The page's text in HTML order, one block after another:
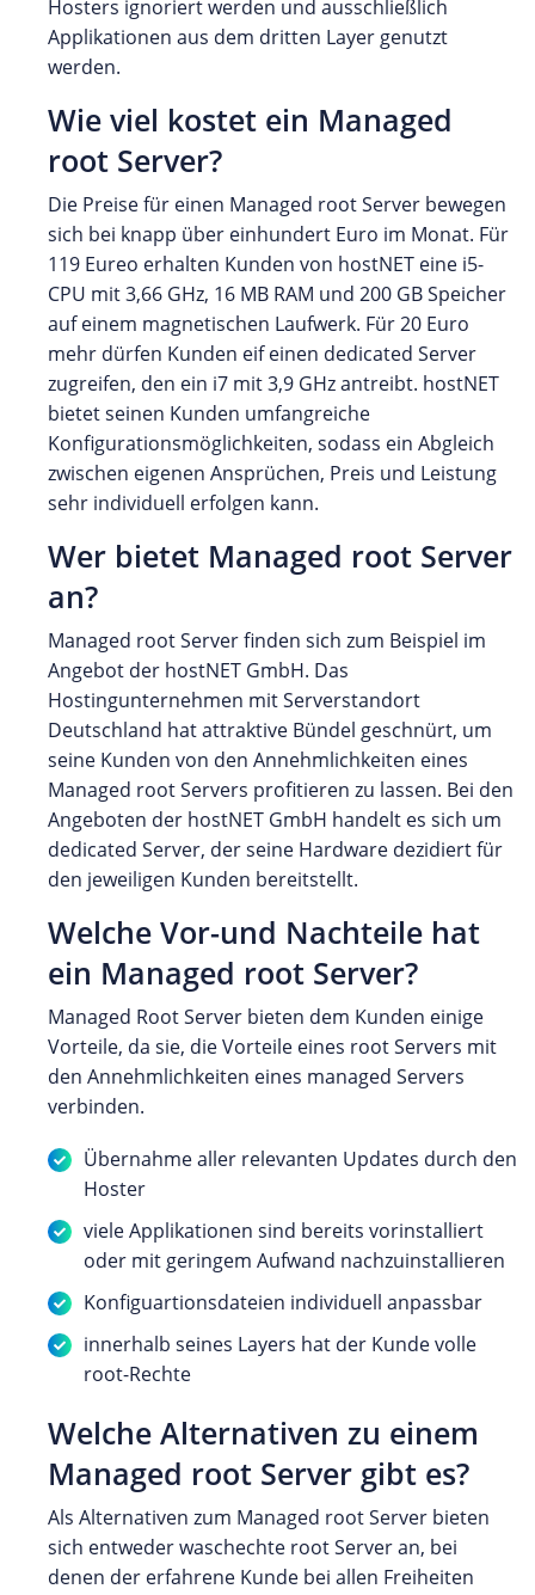
Hosters ignoriert werden und ausschließlich
Applikationen aus dem dritten Layer genutzt
werden.
Wie viel kostet ein Managed
root Server?
Die Preise für einen Managed root Server bewegen
sich bei knapp über einhundert Euro im Monat. Für
119 Eureo erhalten Kunden von hostNET eine i5-
CPU mit 3,66 GHz, 16 MB RAM und 200 GB Speicher
auf einem magnetischen Laufwerk. Für 20 Euro
mehr dürfen Kunden eif einen dedicated Server
zugreifen, den ein i7 mit 3,9 GHz antreibt. hostNET
bietet seinen Kunden umfangreiche
Konfigurationsmöglichkeiten, sodass ein Abgleich
zwischen eigenen Ansprüchen, Preis und Leistung
sehr individuell erfolgen kann.
Wer bietet Managed root Server
an?
Managed root Server finden sich zum Beispiel im
Angebot der hostNET GmbH. Das
Hostingunternehmen mit Serverstandort
Deutschland hat attraktive Bündel geschnürt, um
seine Kunden von den Annehmlichkeiten eines
Managed root Servers profitieren zu lassen. Bei den
Angeboten der hostNET GmbH handelt es sich um
dedicated Server, der seine Hardware dezidiert für
den jeweiligen Kunden bereitstellt.
Welche Vor-und Nachteile hat
ein Managed root Server?
Managed Root Server bieten dem Kunden einige
Vorteile, da sie, die Vorteile eines root Servers mit
den Annehmlichkeiten eines managed Servers
verbinden.
Übernahme aller relevanten Updates durch den
Hoster
viele Applikationen sind bereits vorinstalliert
oder mit geringem Aufwand nachzuinstallieren
Konfiguartionsdateien individuell anpassbar
innerhalb seines Layers hat der Kunde volle
root-Rechte
Welche Alternativen zu einem
Managed root Server gibt es?
Als Alternativen zum Managed root Server bieten
sich entweder waschechte root Server an, bei
denen der erfahrene Kunde bei allen Freiheiten